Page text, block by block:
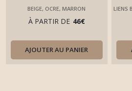
marrons
BEIGE, OCRE, MARRON
À PARTIR DE 46€
AJOUTER AU PANIER
LIENS